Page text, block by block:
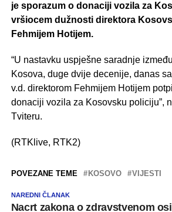
je sporazum o donaciji vozila za
vršiocem dužnosti direktora
Fehmijem Hotijem.
“U nastavku uspješne saradnje
Kosova, duge dvije decenije, danas
v.d. direktorom Fehmijem Hotijem
donaciji vozila za Kosovsku policiju”,
Tviteru.
(RTKlive, RTK2)
POVEZANE TEME KOSOVO VIJESTI
NAREDNI ČLANAK
Nacrt zakona o zdravstvenom